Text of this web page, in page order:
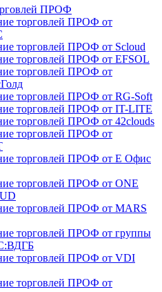
ПРОФ
торговлей ПРОФ от
торговлей ПРОФ от Scloud
торговлей ПРОФ от EFSOL
торговлей ПРОФ от
торговлей ПРОФ от RG-Soft
торговлей ПРОФ от IT-LITE
торговлей ПРОФ от 42clouds
торговлей ПРОФ от
торговлей ПРОФ от Е Офис
торговлей ПРОФ от ONE
торговлей ПРОФ от MARS
торговлей ПРОФ от группы
торговлей ПРОФ от VDI
торговлей ПРОФ от